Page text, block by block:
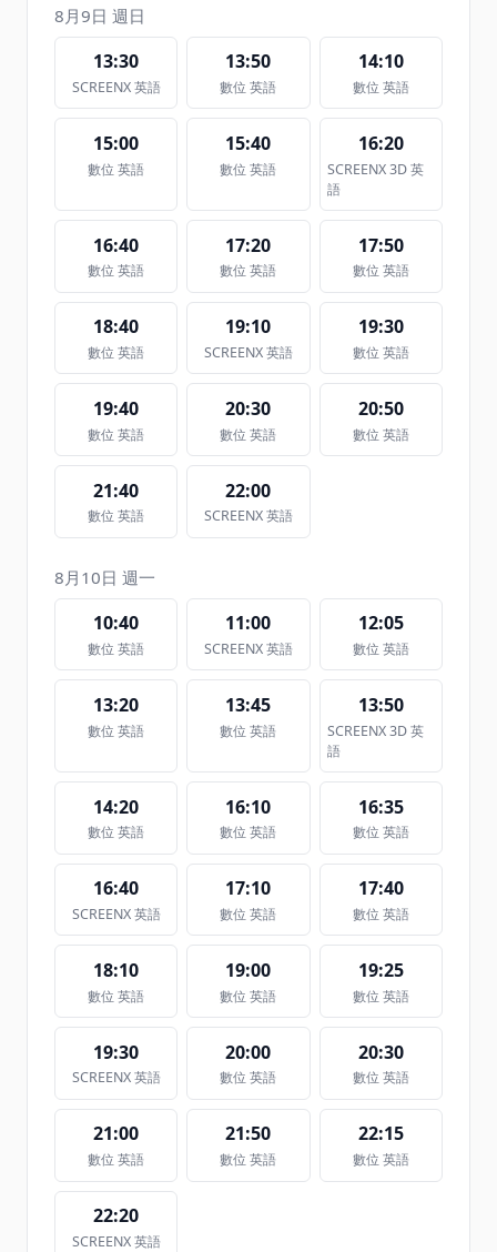
8月9日 週日
13:30
SCREENX 英語
13:50
數位 英語
14:10
數位 英語
15:00
數位 英語
15:40
數位 英語
16:20
SCREENX 3D 英
語
16:40
數位 英語
17:20
數位 英語
17:50
數位 英語
18:40
數位 英語
19:10
SCREENX 英語
19:30
數位 英語
19:40
數位 英語
20:30
數位 英語
20:50
數位 英語
21:40
數位 英語
22:00
SCREENX 英語
8月10日 週一
10:40
數位 英語
11:00
SCREENX 英語
12:05
數位 英語
13:20
數位 英語
13:45
數位 英語
13:50
SCREENX 3D 英
語
14:20
數位 英語
16:10
數位 英語
16:35
數位 英語
16:40
SCREENX 英語
17:10
數位 英語
17:40
數位 英語
18:10
數位 英語
19:00
數位 英語
19:25
數位 英語
19:30
SCREENX 英語
20:00
數位 英語
20:30
數位 英語
21:00
數位 英語
21:50
數位 英語
22:15
數位 英語
22:20
SCREENX 英語